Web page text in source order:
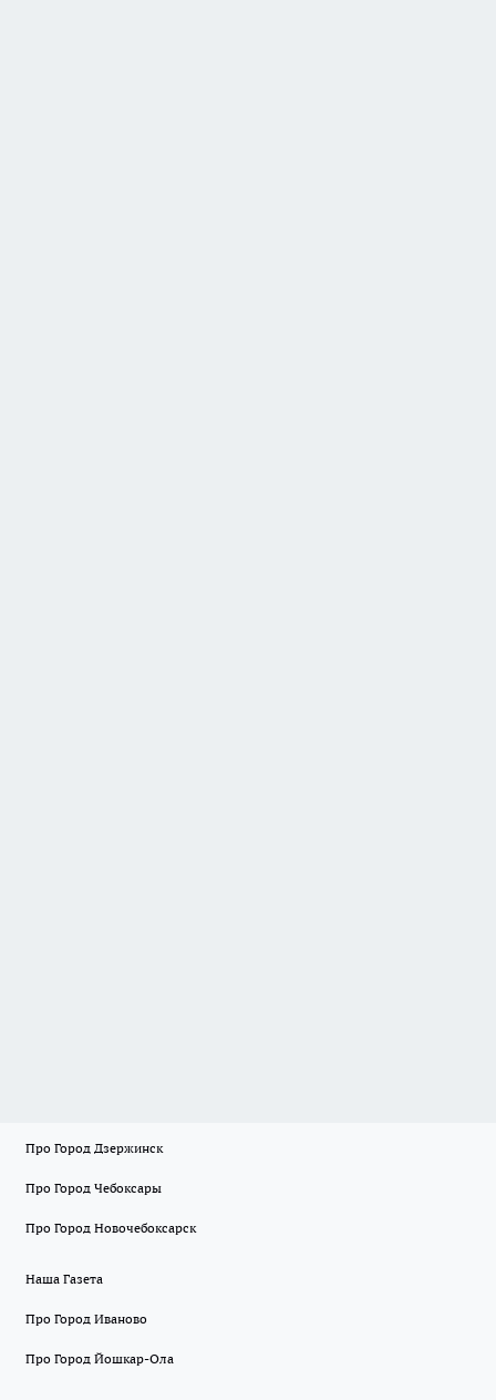
Про Город Дзержинск
Про Город Чебоксары
Про Город Новочебоксарск
Наша Газета
Про Город Иваново
Про Город Йошкар-Ола